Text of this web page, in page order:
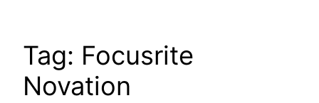
Tag: Focusrite
Novation